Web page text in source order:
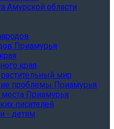
Амурской области
Приамурья
края
мир
проблемы Приамурья
Приамурья
писателей
- детям